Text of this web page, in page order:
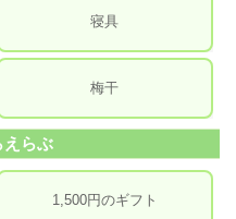
寝具
梅干
えらぶ
1,500円のギフト